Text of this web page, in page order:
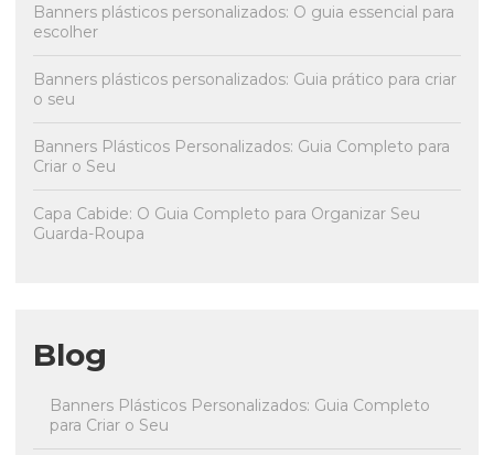
Banners plásticos personalizados: O guia essencial para
escolher
Banners plásticos personalizados: Guia prático para criar
o seu
Banners Plásticos Personalizados: Guia Completo para
Criar o Seu
Capa Cabide: O Guia Completo para Organizar Seu
Guarda-Roupa
Blog
Banners Plásticos Personalizados: Guia Completo
para Criar o Seu